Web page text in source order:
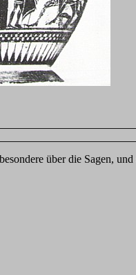
über die Sagen,